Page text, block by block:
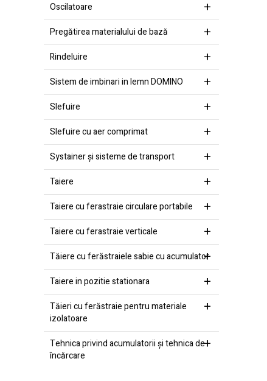
Oscilatoare
Pregătirea materialului de bază
Rindeluire
Sistem de imbinari in lemn DOMINO
Slefuire
Slefuire cu aer comprimat
Systainer şi sisteme de transport
Taiere
Taiere cu ferastraie circulare portabile
Taiere cu ferastraie verticale
Tăiere cu ferăstraiele sabie cu acumulator
Taiere in pozitie stationara
Tăieri cu ferăstraie pentru materiale
izolatoare
Tehnica privind acumulatorii şi tehnica de
încărcare